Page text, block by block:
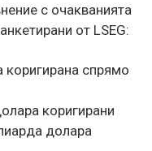
с очакванията
от LSEG:
коригирана спрямо
коригирани
долара